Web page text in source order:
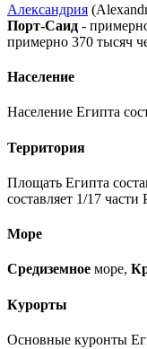
Александрия
Порт-Саид -
примерно 370 тысяч
Население
Население Египта
Территория
Площать Египта
составляет 1/17 части
Море
Средиземное море,
Курорты
Основные куронты